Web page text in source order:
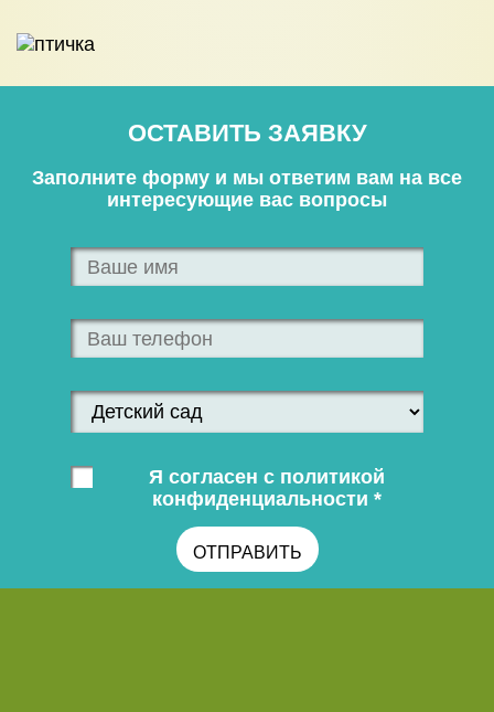
ОСТАВИТЬ ЗАЯВКУ
Заполните форму и мы ответим вам на все
интересующие вас вопросы
Я согласен с политикой
конфиденциальности *
ОТПРАВИТЬ